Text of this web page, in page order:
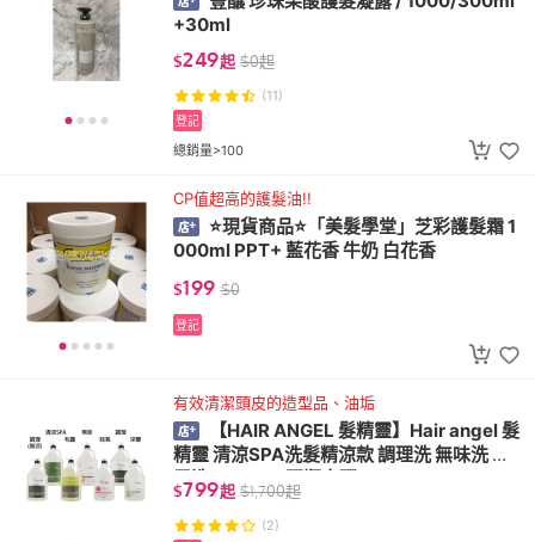
+30ml
$249起 $0起
(11)
總銷量>100
登記
CP值超高的護髮油!!
⭐現貨商品⭐「美髮學堂」芝彩護髮霜 1
000ml PPT+ 藍花香 牛奶 白花香
$199 $0
登記
有效清潔頭皮的造型品、油垢
【HAIR ANGEL 髮精靈】Hair angel 髮
精靈 清涼SPA洗髮精涼款 調理洗 無味洗 深
層洗 4000ml 兩瓶宅配
$799起 $1,700起
(2)